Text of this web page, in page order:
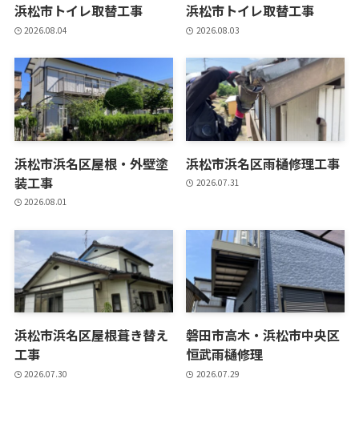
浜松市トイレ取替工事
2026.08.04
浜松市トイレ取替工事
2026.08.03
浜松市浜名区屋根・外壁塗
装工事
2026.08.01
浜松市浜名区雨樋修理工事
2026.07.31
浜松市浜名区屋根葺き替え
工事
2026.07.30
磐田市高木・浜松市中央区
恒武雨樋修理
2026.07.29